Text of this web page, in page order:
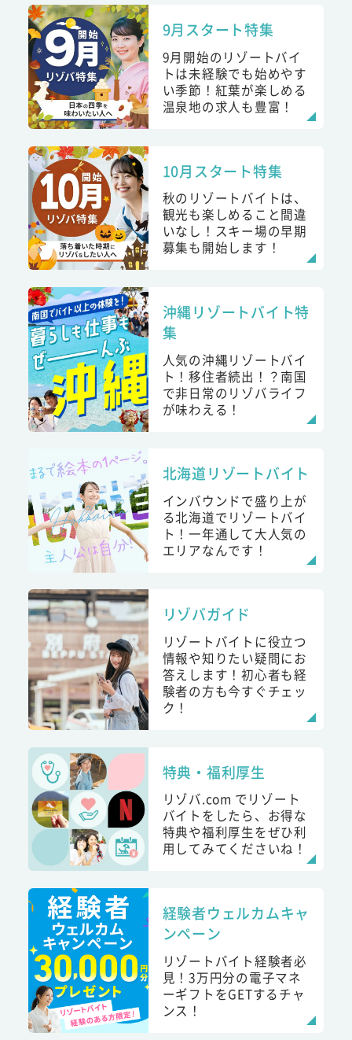
9月スタート特集
9月開始のリゾートバイ
トは未経験でも始めやす
い季節！紅葉が楽しめる
温泉地の求人も豊富！
10月スタート特集
秋のリゾートバイトは、
観光も楽しめること間違
いなし！スキー場の早期
募集も開始します！
沖縄リゾートバイト特
集
人気の沖縄リゾートバイ
ト！移住者続出！？南国
で非日常のリゾバライフ
が味わえる！
北海道リゾートバイト
インバウンドで盛り上が
る北海道でリゾートバイ
ト！一年通して大人気の
エリアなんです！
リゾバガイド
リゾートバイトに役立つ
情報や知りたい疑問にお
答えします！初心者も経
験者の方も今すぐチェッ
ク！
特典・福利厚生
リゾバ.com でリゾート
バイトをしたら、お得な
特典や福利厚生をぜひ利
用してみてくださいね！
経験者ウェルカムキャ
ンペーン
リゾートバイト経験者必
見！3万円分の電子マネ
ーギフトをGETするチャ
ンス！